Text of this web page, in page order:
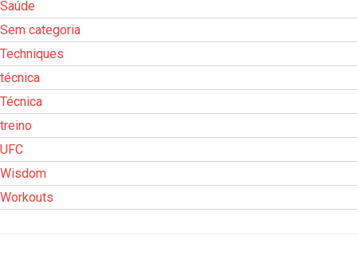
Saúde
Sem categoria
Techniques
técnica
Técnica
treino
UFC
Wisdom
Workouts